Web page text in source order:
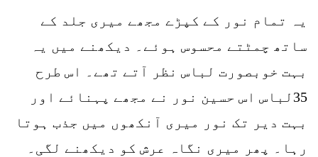
یہ تمام نور کے کپڑے مجھے میری جلد کے
ساتھ چمٹتے محسوس ہوئے۔ دیکھنے میں یہ
بہت خوبصورت لباس نظر آتے تھے۔ اس طرح
35لباس اس حسین نور نے مجھے پہنائے اور
بہت دیر تک نور میری آنکھوں میں جذب ہوتا
رہا۔ پھر میری نگاہ عرش کو دیکھنے لگی۔